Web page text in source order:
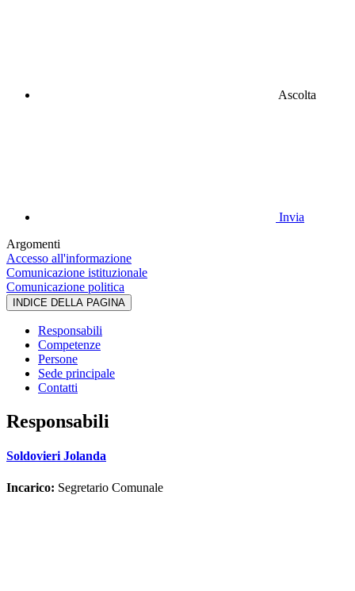
Ascolta
Invia
Argomenti
Accesso all'informazione
Comunicazione istituzionale
Comunicazione politica
INDICE DELLA PAGINA
Responsabili
Competenze
Persone
Sede principale
Contatti
Responsabili
Soldovieri Jolanda
Incarico: Segretario Comunale